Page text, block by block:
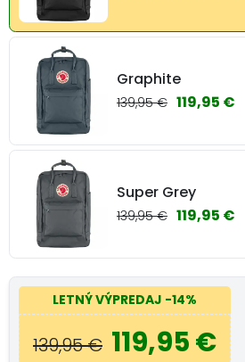
Graphite
139,95 € 119,95 €
Super Grey
139,95 € 119,95 €
LETNÝ VÝPREDAJ -14%
139,95 € 119,95 €